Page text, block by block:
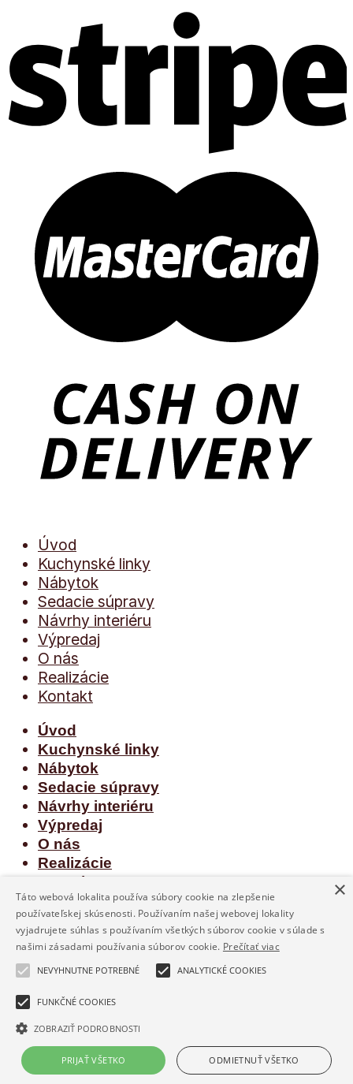
Úvod
Kuchynské linky
Nábytok
Sedacie súpravy
Návrhy interiéru
Výpredaj
O nás
Realizácie
Kontakt
Úvod
Kuchynské linky
Nábytok
Sedacie súpravy
Návrhy interiéru
Výpredaj
O nás
Realizácie
Kontakt
Prihlásenie
Používateľské meno alebo e-mailová adresa
Heslo*
Zapamätať si ma
Prihlásiť
Zabudli ste heslo?
×
Táto webová lokalita používa súbory cookie na zlepšenie
používateľskej skúsenosti. Používaním našej webovej lokality
vyjadrujete súhlas s používaním všetkých súborov cookie v súlade s
našimi zásadami používania súborov cookie. Prečítať viac
NEVYHNUTNE POTREBNÉ ANALYTICKÉ COOKIES
FUNKČNÉ COOKIES
ZOBRAZIŤ PODROBNOSTI
PRIJAŤ VŠETKO ODMIETNUŤ VŠETKO